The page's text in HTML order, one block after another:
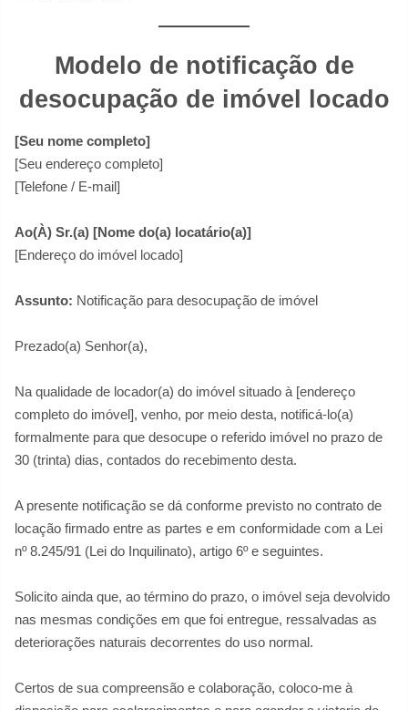
Modelo de notificação de
desocupação de imóvel locado
[Seu nome completo]
[Seu endereço completo]
[Telefone / E-mail]
Ao(À) Sr.(a) [Nome do(a) locatário(a)]
[Endereço do imóvel locado]
Assunto: Notificação para desocupação de imóvel
Prezado(a) Senhor(a),
Na qualidade de locador(a) do imóvel situado à [endereço
completo do imóvel], venho, por meio desta, notificá-lo(a)
formalmente para que desocupe o referido imóvel no prazo de
30 (trinta) dias, contados do recebimento desta.
A presente notificação se dá conforme previsto no contrato de
locação firmado entre as partes e em conformidade com a Lei
nº 8.245/91 (Lei do Inquilinato), artigo 6º e seguintes.
Solicito ainda que, ao término do prazo, o imóvel seja devolvido
nas mesmas condições em que foi entregue, ressalvadas as
deteriorações naturais decorrentes do uso normal.
Certos de sua compreensão e colaboração, coloco-me à